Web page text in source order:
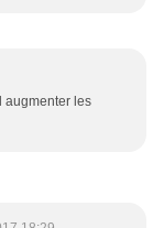
augmenter les